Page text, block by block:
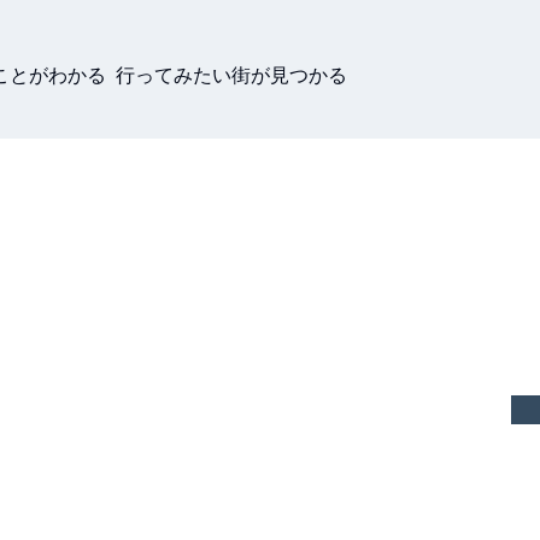
とがわかる 行ってみたい街が見つかる